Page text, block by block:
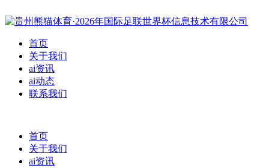
首页
关于我们
ai资讯
ai动态
联系我们
首页
关于我们
ai资讯